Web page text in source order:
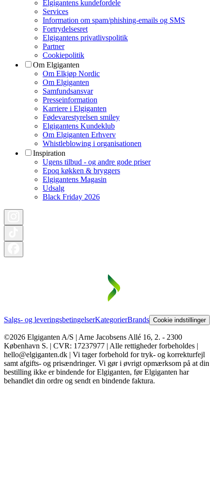
Elgigantens kundefordele
Services
Information om spam/phishing-emails og SMS
Fortrydelsesret
Elgigantens privatlivspolitik
Partner
Cookiepolitik
Om Elgiganten
Om Elkjøp Nordic
Om Elgiganten
Samfundsansvar
Presseinformation
Karriere i Elgiganten
Fødevarestyrelsen smiley
Elgigantens Kundeklub
Om Elgiganten Erhverv
Whistleblowing i organisationen
Inspiration
Ugens tilbud - og andre gode priser
Epoq køkken & bryggers
Elgigantens Magasin
Udsalg
Black Friday 2026
Salgs- og leveringsbetingelserKategorierBrands Cookie indstillinger
©2026 Elgiganten A/S | Arne Jacobsens Allé 16, 2. - 2300
København S. | CVR: 17237977 | Alle rettigheder forbeholdes |
hello@elgiganten.dk | Vi tager forbehold for tryk- og korrekturfejl
samt afgifts- og prisændringer. Vi gør i øvrigt opmærksom på at din
bestilling ikke er bindende for Elgiganten, før Elgiganten har
behandlet din ordre og sendt en bindende faktura.